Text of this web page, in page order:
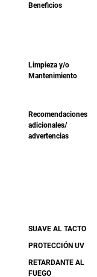
Beneficios
Limpieza y/o
Mantenimiento
Recomendaciones
adicionales/
advertencias
SUAVE AL TACTO
PROTECCIÓN UV
RETARDANTE AL
FUEGO